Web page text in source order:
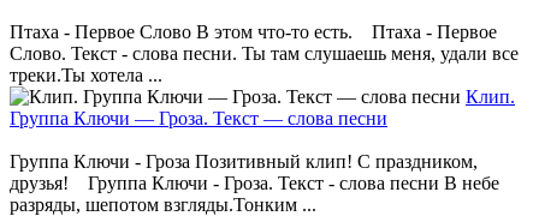
Птаха - Первое Слово В этом что-то есть. Птаха - Первое
Слово. Текст - слова песни. Ты там слушаешь меня, удали все
треки.Ты хотела ...
Клип.
Группа Ключи — Гроза. Текст — слова песни
Группа Ключи - Гроза Позитивный клип! С праздником,
друзья! Группа Ключи - Гроза. Текст - слова песни В небе
разряды, шепотом взгляды.Тонким ...